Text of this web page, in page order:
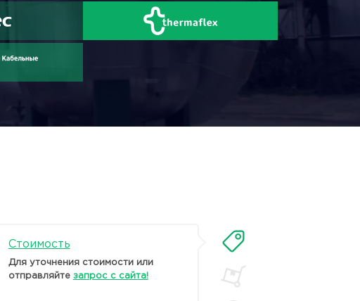
Стоимость
Для уточнения стоимости или
отправляйте запрос с сайта!